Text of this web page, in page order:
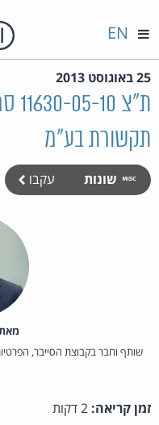
EN
25 באוגוסט 2013
תקשורת בע"מ
שונות עקבו
שותף וחבר בקבוצת הסייבר,
זמן קריאה: